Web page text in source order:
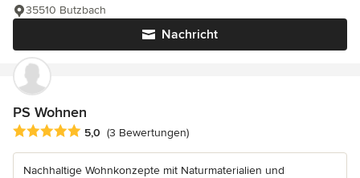
Nachricht
35510 Butzbach
PS Wohnen
Durchschnittliche Bewertung: 5 von 5 Sternen
5,0 (3 Bewertungen)
Nachhaltige Wohnkonzepte mit Naturmaterialien und